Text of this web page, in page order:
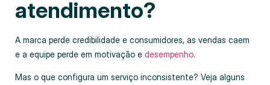
atendimento?
A marca perde credibilidade e consumidores, as vendas caem
e a equipe perde em motivação e desempenho.
Mas o que configura um serviço inconsistente? Veja alguns